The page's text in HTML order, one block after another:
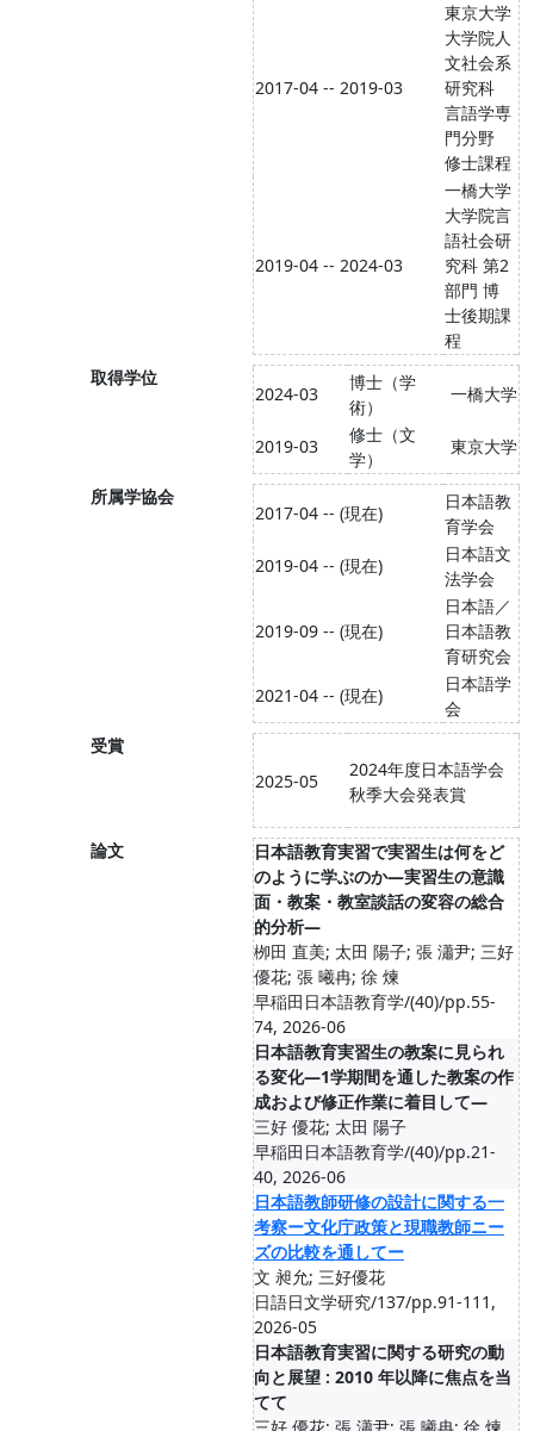
2017-04 -- 2019-03
東京大学
大学院人
文社会系
研究科
言語学専
門分野
修士課程
2019-04 -- 2024-03
一橋大学
大学院言
語社会研
究科 第2
部門 博
士後期課
程
取得学位
2024-03
博士（学
術）
一橋大学
2019-03
修士（文
学）
東京大学
所属学協会
2017-04 -- (現在)
日本語教
育学会
2019-04 -- (現在)
日本語文
法学会
2019-09 -- (現在)
日本語／
日本語教
育研究会
2021-04 -- (現在)
日本語学
会
受賞
2025-05
2024年度日本語学会
秋季大会発表賞
論文
日本語教育実習で実習生は何をど
のように学ぶのか―実習生の意識
面・教案・教室談話の変容の総合
的分析―
栁田 直美; 太田 陽子; 張 瀟尹; 三好
優花; 張 曦冉; 徐 煉
早稲田日本語教育学/(40)/pp.55-
74, 2026-06
日本語教育実習生の教案に見られ
る変化―1学期間を通した教案の作
成および修正作業に着目して―
三好 優花; 太田 陽子
早稲田日本語教育学/(40)/pp.21-
40, 2026-06
⽇本語教師研修の設計に関する⼀
考察ー⽂化庁政策と現職教師ニー
ズの⽐較を通してー
文 昶允; 三好優花
日語日文学研究/137/pp.91-111,
2026-05
日本語教育実習に関する研究の動
向と展望 : 2010 年以降に焦点を当
てて